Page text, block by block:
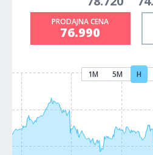
PRODAJNA CENA
76.990
1M 5M H